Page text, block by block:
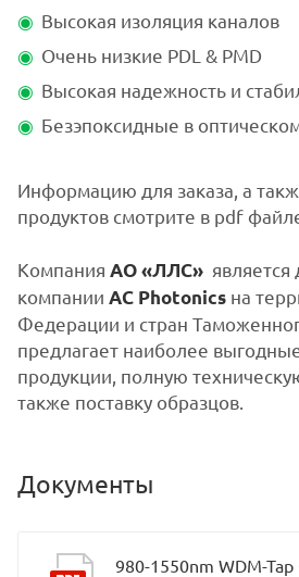
Высокая изоляция каналов
Очень низкие PDL & PMD
Высокая надежность и
Безэпоксидные в
Информацию для заказа, а
продуктов смотрите в pdf
Компания АО «ЛЛС»
компании AC Photonics на
Федерации и стран
предлагает наиболее
продукции, полную
также поставку образцов.
Документы
980-1550nm WDM-